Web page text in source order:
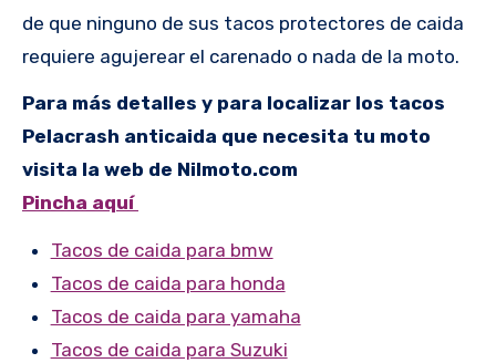
de que ninguno de sus tacos protectores de caida
requiere agujerear el carenado o nada de la moto.
Para más detalles y para localizar los tacos
Pelacrash anticaida que necesita tu moto
visita la web de Nilmoto.com
Pincha aquí
Tacos de caida para bmw
Tacos de caida para honda
Tacos de caida para yamaha
Tacos de caida para Suzuki